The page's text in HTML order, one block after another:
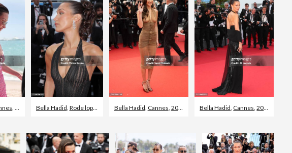
Bella Hadid Rode loper evenement ,2024
Bella Hadid Cannes 2024 Bella Hadid Cannes ,2024